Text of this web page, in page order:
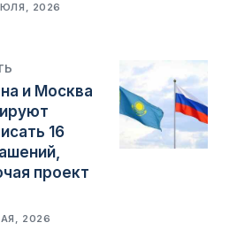
2026
и Москва
16
проект
2026